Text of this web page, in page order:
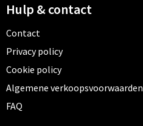
Hulp & contact
Contact
Privacy policy
Cookie policy
Algemene verkoopsvoorwaarden
FAQ